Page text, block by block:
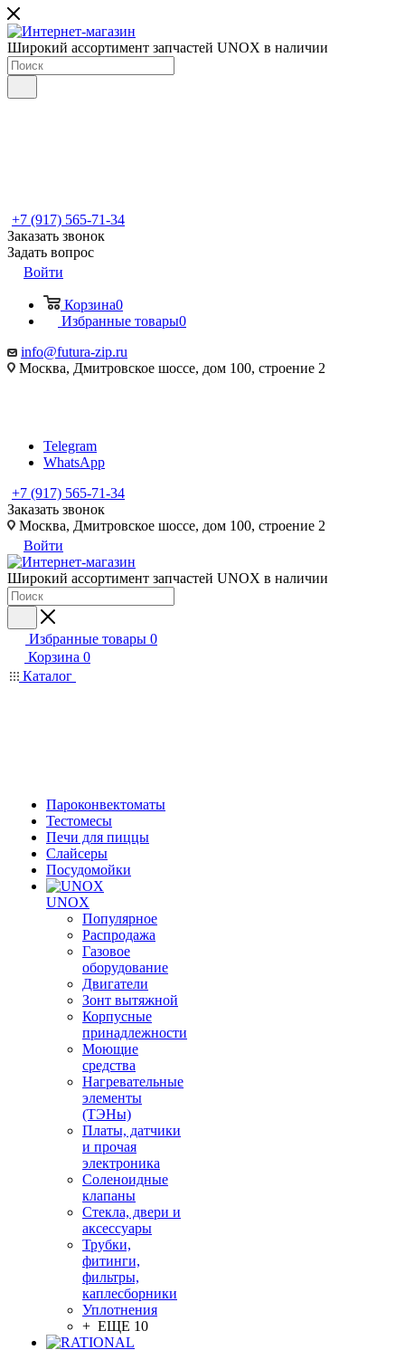
Широкий ассортимент запчастей UNOX в наличии
+7 (917) 565-71-34
Заказать звонок
Задать вопрос
Войти
Корзина0
Избранные товары0
info@futura-zip.ru
Москва, Дмитровское шоссе, дом 100, строение 2
Telegram
WhatsApp
+7 (917) 565-71-34
Заказать звонок
Москва, Дмитровское шоссе, дом 100, строение 2
Войти
Широкий ассортимент запчастей UNOX в наличии
Избранные товары 0
Корзина 0
Каталог
Пароконвектоматы
Тестомесы
Печи для пиццы
Слайсеры
Посудомойки
UNOX
Популярное
Распродажа
Газовое
оборудование
Двигатели
Зонт вытяжной
Корпусные
принадлежности
Моющие
средства
Нагревательные
элементы
(ТЭНы)
Платы, датчики
и прочая
электроника
Соленоидные
клапаны
Стекла, двери и
аксессуары
Трубки,
фитинги,
фильтры,
каплесборники
Уплотнения
+ ЕЩЕ 10